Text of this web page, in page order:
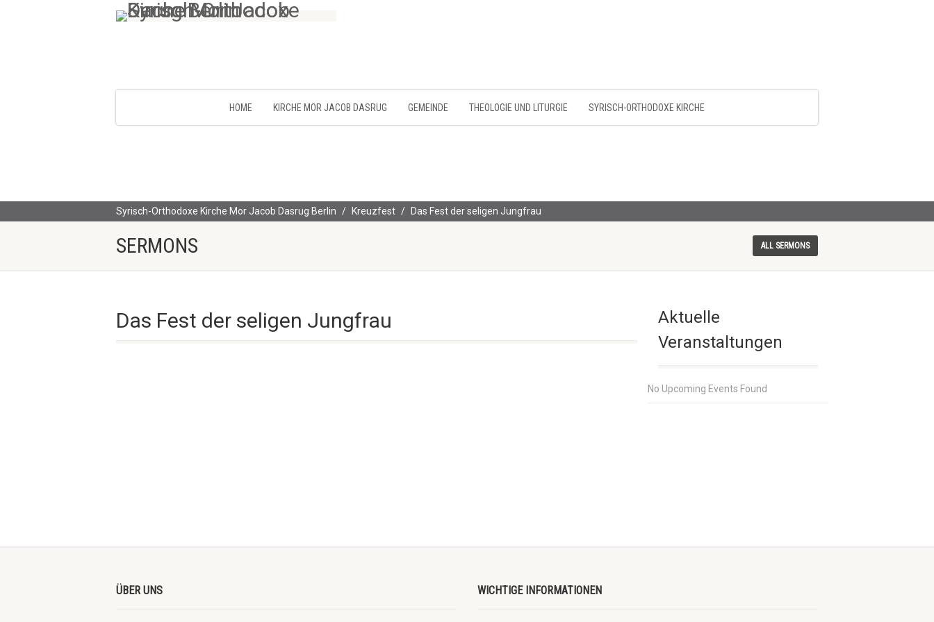
HOME KIRCHE MOR JACOB DASRUG GEMEINDE THEOLOGIE UND LITURGIE SYRISCH-ORTHODOXE KIRCHE
Syrisch-Orthodoxe Kirche Mor Jacob Dasrug Berlin Kreuzfest Das Fest der seligen Jungfrau
SERMONS ALL SERMONS
Das Fest der seligen Jungfrau
Aktuelle
Veranstaltungen
No Upcoming Events Found
ÜBER UNS WICHTIGE INFORMATIONEN